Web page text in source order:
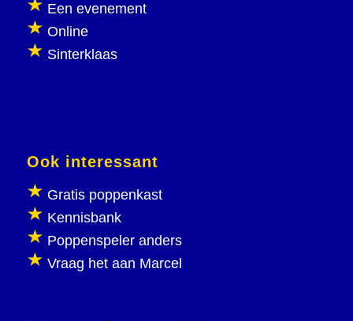
Een evenement
Online
Sinterklaas
Ook interessant
Gratis poppenkast
Kennisbank
Poppenspeler anders
Vraag het aan Marcel